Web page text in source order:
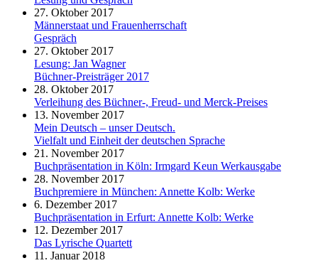
27. Oktober 2017
Männerstaat und Frauenherrschaft
Gespräch
27. Oktober 2017
Lesung: Jan Wagner
Büchner-Preisträger 2017
28. Oktober 2017
Verleihung des Büchner-, Freud- und Merck-Preises
13. November 2017
Mein Deutsch – unser Deutsch.
Vielfalt und Einheit der deutschen Sprache
21. November 2017
Buchpräsentation in Köln: Irmgard Keun Werkausgabe
28. November 2017
Buchpremiere in München: Annette Kolb: Werke
6. Dezember 2017
Buchpräsentation in Erfurt: Annette Kolb: Werke
12. Dezember 2017
Das Lyrische Quartett
11. Januar 2018